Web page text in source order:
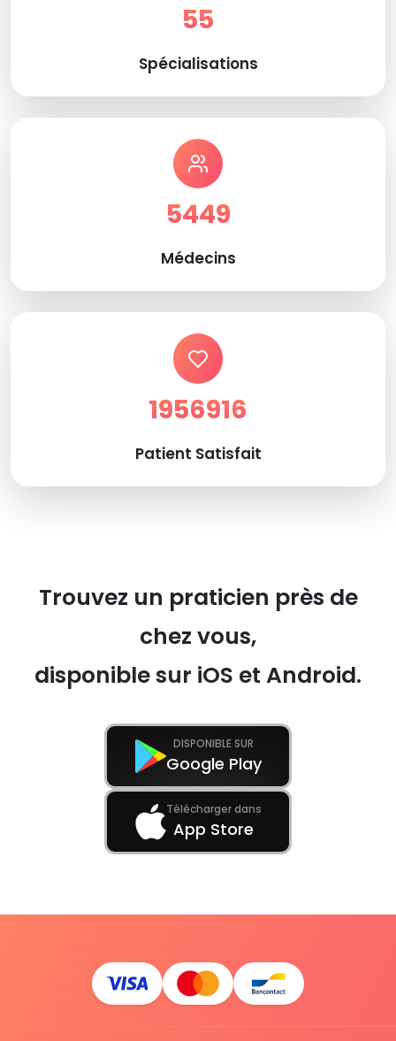
55
Spécialisations
5449
Médecins
1956916
Patient Satisfait
Trouvez un praticien près de
chez vous,
disponible sur iOS et Android.
DISPONIBLE SUR
Google Play
Télécharger dans
App Store